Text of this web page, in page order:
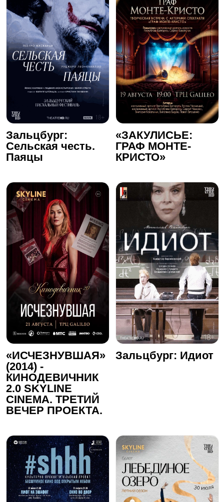
Зальцбург:
Сельская честь.
Паяцы
«ЗАКУЛИСЬЕ:
ГРАФ МОНТЕ-
КРИСТО»
«ИСЧЕЗНУВШАЯ»
(2014) -
КИНОДЕВИЧНИК
2.0 SKYLINE
CINEMA. ТРЕТИЙ
ВЕЧЕР ПРОЕКТА.
Зальцбург: Идиот